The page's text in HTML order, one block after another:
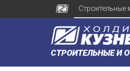
Строительные
СТРОИТЕЛЬНЫЕ И